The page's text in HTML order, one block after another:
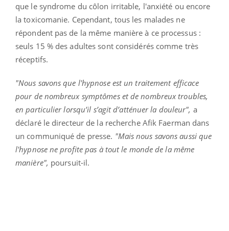
que le syndrome du côlon irritable, l'anxiété ou encore
la toxicomanie. Cependant, tous les malades ne
répondent pas de la même manière à ce processus :
seuls 15 % des adultes sont considérés comme très
réceptifs.
"Nous savons que l'hypnose est un traitement efficace
pour de nombreux symptômes et de nombreux troubles,
en particulier lorsqu’il s’agit d’atténuer la douleur", a
déclaré le directeur de la recherche Afik Faerman dans
un communiqué de presse. "Mais nous savons aussi que
l'hypnose ne profite pas à tout le monde de la même
manière", poursuit-il.